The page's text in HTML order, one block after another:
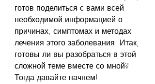
готов поделиться с вами всей
необходимой информацией о
причинах, симптомах и методах
лечения этого заболевания. Итак,
готовы ли вы разобраться в этой
сложной теме вместе со мной?
Тогда давайте начнем!